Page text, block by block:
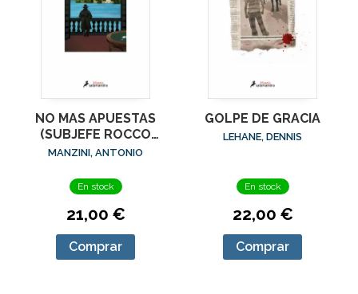
NO MAS APUESTAS
(SUBJEFE ROCCO
SCHIAVONE 8)
MANZINI, ANTONIO
En stock
21,00 €
Comprar
GOLPE DE GRACIA
LEHANE, DENNIS
En stock
22,00 €
Comprar